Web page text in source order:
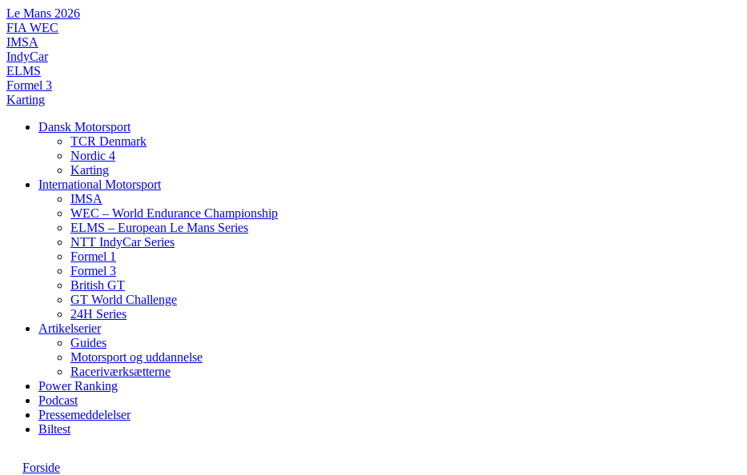
Videre
til
indhold
Le Mans 2026
FIA WEC
IMSA
IndyCar
ELMS
Formel 3
Karting
Dansk Motorsport
TCR Denmark
Nordic 4
Karting
International Motorsport
IMSA
WEC – World Endurance Championship
ELMS – European Le Mans Series
NTT IndyCar Series
Formel 1
Formel 3
British GT
GT World Challenge
24H Series
Artikelserier
Guides
Motorsport og uddannelse
Raceriværksætterne
Power Ranking
Podcast
Pressemeddelelser
Biltest
Forside